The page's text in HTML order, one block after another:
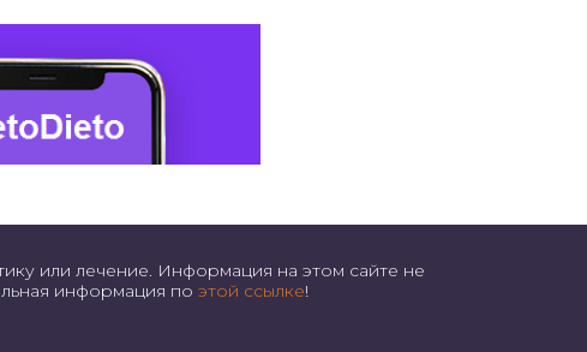
или лечение. Информация на этом сайте не
информация по этой ссылке!